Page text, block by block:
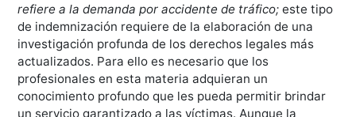
refiere a la demanda por accidente de tráfico;este tipo
de indemnización requiere de la elaboración de una
investigación profunda de los derechos legales más
actualizados. Para ello es necesario que los
profesionales en esta materia adquieran un
conocimiento profundo que les pueda permitir brindar
un servicio garantizado a las víctimas. Aunque la